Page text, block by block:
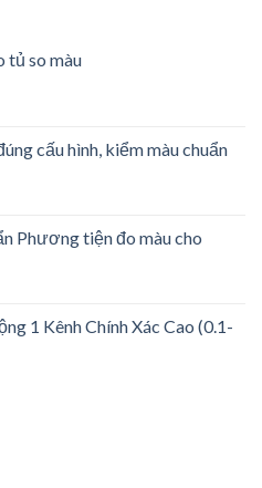
tủ so màu
cấu hình, kiểm màu chuẩn
Phương tiện đo màu cho
1 Kênh Chính Xác Cao (0.1-